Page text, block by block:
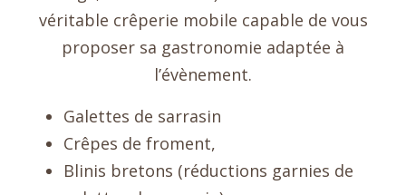
véritable crêperie mobile capable de vous
proposer sa gastronomie adaptée à
l’évènement.
Galettes de sarrasin
Crêpes de froment,
Blinis bretons (réductions garnies de